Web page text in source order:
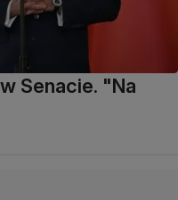
Senacie. "Na